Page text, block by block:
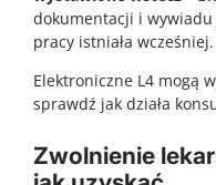
dokumentacji i
pracy istniała
Elektroniczne L4 mogą
sprawdź jak działa
Zwolnienie